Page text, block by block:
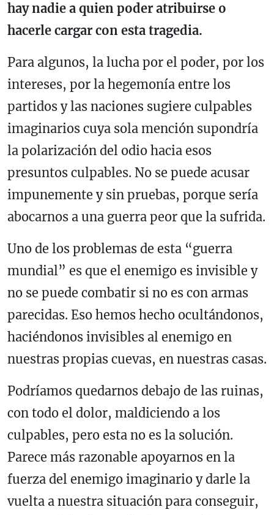
hay nadie a quien poder atribuirse o
hacerle cargar con esta tragedia.
Para algunos, la lucha por el poder, por los
intereses, por la hegemonía entre los
partidos y las naciones sugiere culpables
imaginarios cuya sola mención supondría
la polarización del odio hacia esos
presuntos culpables. No se puede acusar
impunemente y sin pruebas, porque sería
abocarnos a una guerra peor que la sufrida.
Uno de los problemas de esta “guerra
mundial” es que el enemigo es invisible y
no se puede combatir si no es con armas
parecidas. Eso hemos hecho ocultándonos,
haciéndonos invisibles al enemigo en
nuestras propias cuevas, en nuestras casas.
Podríamos quedarnos debajo de las ruinas,
con todo el dolor, maldiciendo a los
culpables, pero esta no es la solución.
Parece más razonable apoyarnos en la
fuerza del enemigo imaginario y darle la
vuelta a nuestra situación para conseguir,